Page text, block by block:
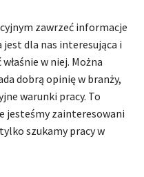
zawrzeć informacje
dla nas interesująca i
w niej. Można
dobrą opinię w branży,
warunki pracy. To
jesteśmy zainteresowani
szukamy pracy w